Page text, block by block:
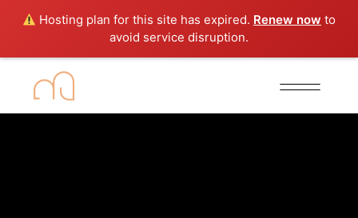
Hosting plan for this site has expired. Renew now to
avoid service disruption.